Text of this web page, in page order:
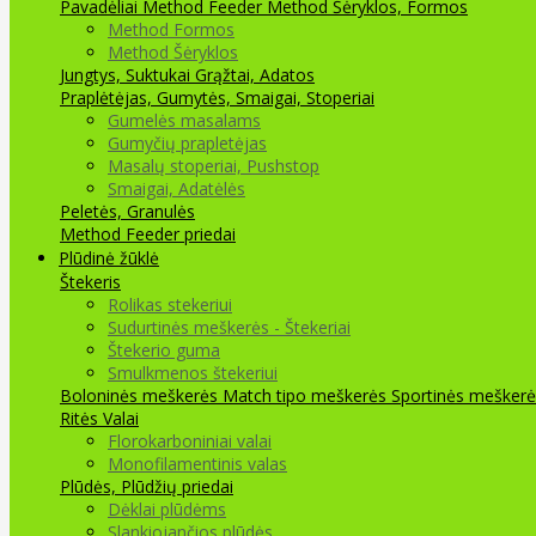
Pavadėliai Method Feeder Method Šėryklos, Formos
Method Formos
Method Šėryklos
Jungtys, Suktukai Grąžtai, Adatos
Praplėtėjas, Gumytės, Smaigai, Stoperiai
Gumelės masalams
Gumyčių prapletėjas
Masalų stoperiai, Pushstop
Smaigai, Adatėlės
Peletės, Granulės
Method Feeder priedai
Plūdinė žūklė
Štekeris
Rolikas stekeriui
Sudurtinės meškerės - Štekeriai
Štekerio guma
Smulkmenos štekeriui
Boloninės meškerės Match tipo meškerės Sportinės
Ritės Valai
Florokarboniniai valai
Monofilamentinis valas
Plūdės, Plūdžių priedai
Dėklai plūdėms
Slankiojančios plūdės